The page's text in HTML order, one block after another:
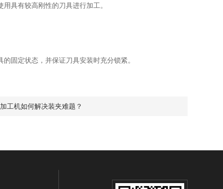
具有较高刚性的刀具进行加工。
固定状态，并保证刀具安装时充分锁紧。
工机如何解决装夹难题？